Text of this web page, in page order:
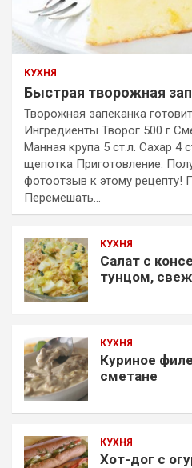
КУХНЯ
Быстрая творожная
Творожная запеканка
Ингредиенты Творог 500 г
Манная крупа 5 ст.л. Сахар 4
щепотка Приготовление:
фотоотзыв к этому рецепту!
Перемешать…
КУХНЯ
Салат с
тунцом,
КУХНЯ
Куриное
сметане
КУХНЯ
Хот-дог с